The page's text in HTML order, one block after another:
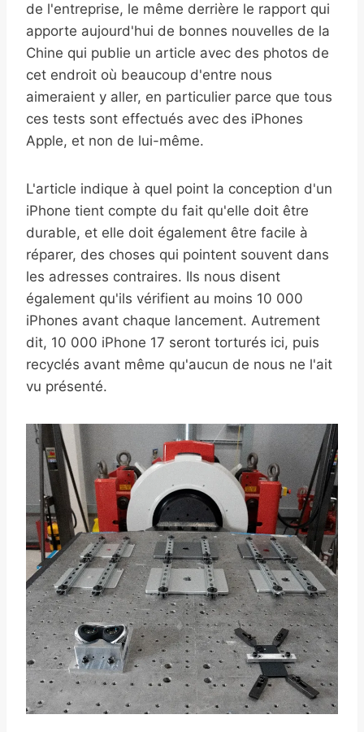
de l'entreprise, le même derrière le rapport qui
apporte aujourd'hui de bonnes nouvelles de la
Chine qui publie un article avec des photos de
cet endroit où beaucoup d'entre nous
aimeraient y aller, en particulier parce que tous
ces tests sont effectués avec des iPhones
Apple, et non de lui-même.
L'article indique à quel point la conception d'un
iPhone tient compte du fait qu'elle doit être
durable, et elle doit également être facile à
réparer, des choses qui pointent souvent dans
les adresses contraires. Ils nous disent
également qu'ils vérifient au moins 10 000
iPhones avant chaque lancement. Autrement
dit, 10 000 iPhone 17 seront torturés ici, puis
recyclés avant même qu'aucun de nous ne l'ait
vu présenté.